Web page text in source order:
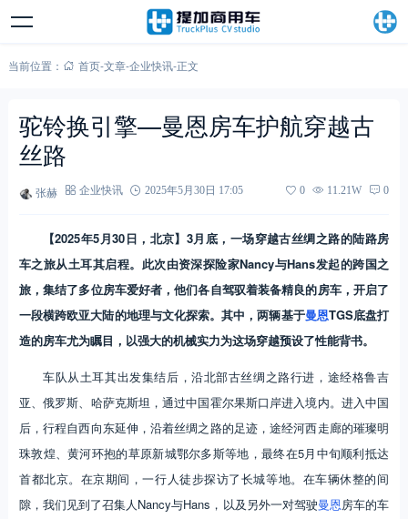
当前位置： 首页-文章-企业快讯-正文
驼铃换引擎—曼恩房车护航穿越古
丝路
张赫 企业快讯 2025年5月30日 17:05 0 11.21W 0
【2025年5月30日， 北京】3月底，一场穿越古丝绸之路的陆路房
车之旅从土耳其启程。此次由资深探险家Nancy与Hans发起的跨国之
旅，集结了多位房车爱好者，他们各自驾驭着装备精良的房车，开启了
一段横跨欧亚大陆的地理与文化探索。其中，两辆基于曼恩TGS底盘打
造的房车尤为瞩目，以强大的机械实力为这场穿越预设了性能背书。
车队从土耳其出发集结后，沿北部古丝绸之路行进，途经格鲁吉
亚、俄罗斯、哈萨克斯坦，通过中国霍尔果斯口岸进入境内。进入中国
后，行程自西向东延伸，沿着丝绸之路的足迹，途经河西走廊的璀璨明
珠敦煌、黄河环抱的草原新城鄂尔多斯等地，最终在5月中旬顺利抵达
首都北京。在京期间，一行人徒步探访了长城等地。在车辆休整的间
隙，我们见到了召集人Nancy与Hans，以及另外一对驾驶曼恩房车的车